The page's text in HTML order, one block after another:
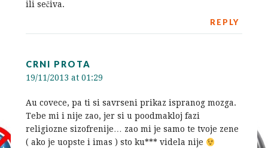
ili sečiva.
REPLY
CRNI PROTA
19/11/2013 at 01:29
Au covece, pa ti si savrseni prikaz ispranog mozga.
Tebe mi i nije zao, jer si u poodmakloj fazi
religiozne sizofrenije… zao mi je samo te tvoje zene
( ako je uopste i imas ) sto ku*** videla nije